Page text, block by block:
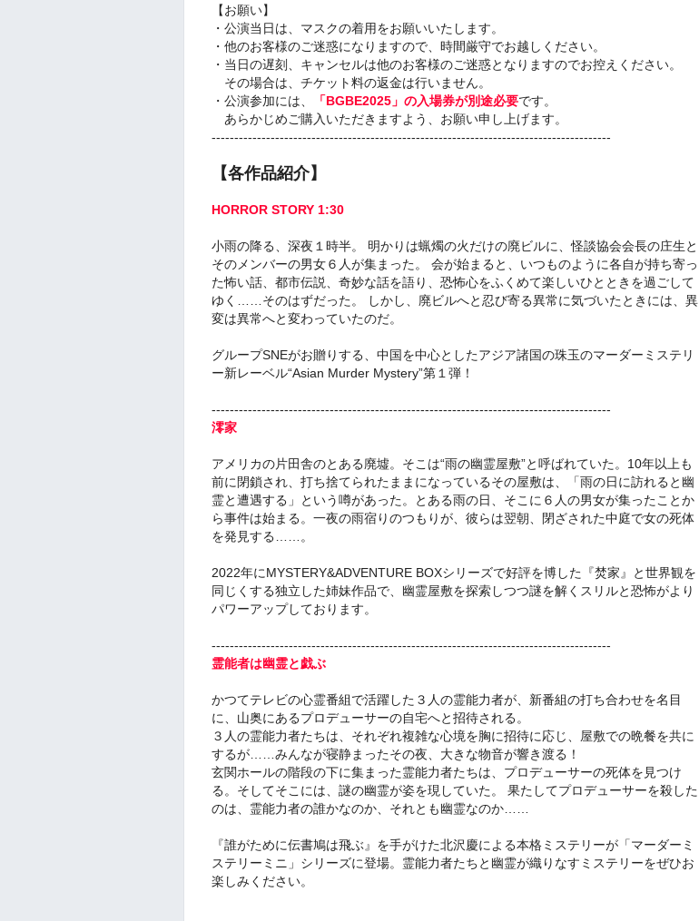
【お願い】
・公演当日は、マスクの着用をお願いいたします。
・他のお客様のご迷惑になりますので、時間厳守でお越しください。
・当日の遅刻、キャンセルは他のお客様のご迷惑となりますのでお控えください。
その場合は、チケット料の返金は行いません。
・公演参加には、
「BGBE2025」の入場券が別途必要です。
あらかじめご購入いただきますよう、お願い申し上げます。
----------------------------------------------------------------------------------------
【各作品紹介】
HORROR STORY 1:30
小雨の降る、深夜１時半。 明かりは蝋燭の火だけの廃ビルに、怪談協会会長の庄生と
そのメンバーの男女６人が集まった。 会が始まると、いつものように各自が持ち寄っ
た怖い話、都市伝説、奇妙な話を語り、恐怖心をふくめて楽しいひとときを過ごして
ゆく……そのはずだった。 しかし、廃ビルへと忍び寄る異常に気づいたときには、異
変は異常へと変わっていたのだ。
グループSNEがお贈りする、中国を中心としたアジア諸国の珠玉のマーダーミステリ
ー新レーベル“Asian Murder Mystery”第１弾！
----------------------------------------------------------------------------------------
澪家
アメリカの片田舎のとある廃墟。そこは“雨の幽霊屋敷”と呼ばれていた。10年以上も
前に閉鎖され、打ち捨てられたままになっているその屋敷は、「雨の日に訪れると幽
霊と遭遇する」という噂があった。とある雨の日、そこに６人の男女が集ったことか
ら事件は始まる。一夜の雨宿りのつもりが、彼らは翌朝、閉ざされた中庭で女の死体
を発見する……。
2022年にMYSTERY&ADVENTURE BOXシリーズで好評を博した『焚家』と世界観を
同じくする独立した姉妹作品で、幽霊屋敷を探索しつつ謎を解くスリルと恐怖がより
パワーアップしております。
----------------------------------------------------------------------------------------
霊能者は幽霊と戯ぶ
かつてテレビの心霊番組で活躍した３人の霊能力者が、新番組の打ち合わせを名目
に、山奥にあるプロデューサーの自宅へと招待される。
３人の霊能力者たちは、それぞれ複雑な心境を胸に招待に応じ、屋敷での晩餐を共に
するが……みんなが寝静まったその夜、大きな物音が響き渡る！
玄関ホールの階段の下に集まった霊能力者たちは、プロデューサーの死体を見つけ
る。そしてそこには、謎の幽霊が姿を現していた。 果たしてプロデューサーを殺した
のは、霊能力者の誰かなのか、それとも幽霊なのか……
『誰がために伝書鳩は飛ぶ』を手がけた北沢慶による本格ミステリーが「マーダーミ
ステリーミニ」シリーズに登場。霊能力者たちと幽霊が織りなすミステリーをぜひお
楽しみください。